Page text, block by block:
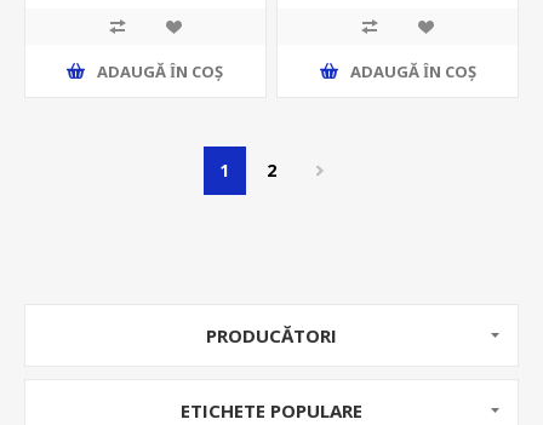
ADAUGĂ ȊN COŞ ADAUGĂ ȊN COŞ
1 2
PRODUCĂTORI
ETICHETE POPULARE